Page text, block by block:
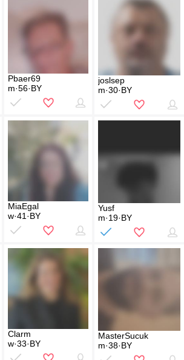
Pbaer69
m·56·BY
joslsep
m·30·BY
MiaEgal
w·41·BY
Yusf
m·19·BY
Clarm
w·33·BY
MasterSucuk
m·38·BY